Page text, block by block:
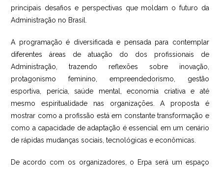
principais desafios e perspectivas que moldam o futuro da
Administração no Brasil.
A programação é diversificada e pensada para contemplar
diferentes áreas de atuação do dos profissionais de
Administração, trazendo reflexões sobre inovação,
protagonismo feminino, empreendedorismo, gestão
esportiva, perícia, saúde mental, economia criativa e até
mesmo espiritualidade nas organizações. A proposta é
mostrar como a profissão está em constante transformação e
como a capacidade de adaptação é essencial em um cenário
de rápidas mudanças sociais, tecnológicas e econômicas.
De acordo com os organizadores, o Erpa será um espaço